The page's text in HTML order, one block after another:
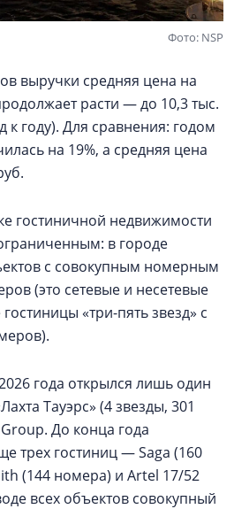
Фото: NSP
выручки средняя цена на
расти — до 10,3 тыс.
к году). Для сравнения: годом
на 19%, а средняя цена
гостиничной недвижимости
в городе
с совокупным номерным
(это сетевые и несетевые
«три-пять звезд» с
года открылся лишь один
Тауэрс» (4 звезды, 301
До конца года
трех гостиниц — Saga (160
(144 номера) и Artel 17/52
всех объектов совокупный